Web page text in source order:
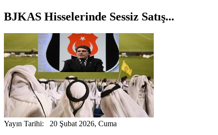
BJKAS Hisselerinde Sessiz Satış...
Yayın Tarihi: 20 Şubat 2026, Cuma